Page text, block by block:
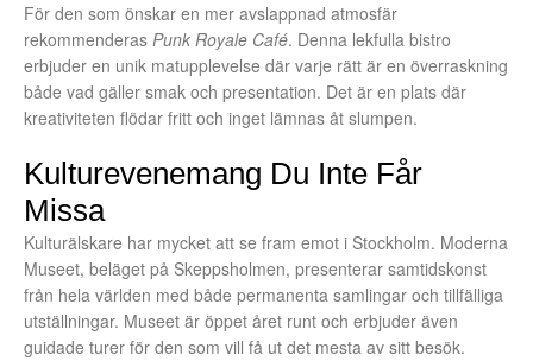
För den som önskar en mer avslappnad atmosfär
rekommenderas Punk Royale Café. Denna lekfulla bistro
erbjuder en unik matupplevelse där varje rätt är en överraskning
både vad gäller smak och presentation. Det är en plats där
kreativiteten flödar fritt och inget lämnas åt slumpen.
Kulturevenemang Du Inte Får
Missa
Kulturälskare har mycket att se fram emot i Stockholm. Moderna
Museet, beläget på Skeppsholmen, presenterar samtidskonst
från hela världen med både permanenta samlingar och tillfälliga
utställningar. Museet är öppet året runt och erbjuder även
guidade turer för den som vill få ut det mesta av sitt besök.